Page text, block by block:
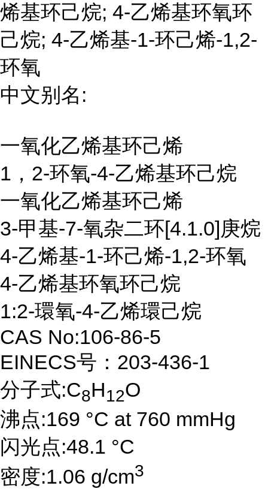
烯基环己烷; 4-乙烯基环氧环
己烷; 4-乙烯基-1-环己烯-1,2-
环氧
中文别名:
一氧化乙烯基环己烯
1，2-环氧-4-乙烯基环己烷
一氧化乙烯基环己烯
3-甲基-7-氧杂二环[4.1.0]庚烷
4-乙烯基-1-环己烯-1,2-环氧
4-乙烯基环氧环己烷
1:2-環氧-4-乙烯環己烷
CAS No:106-86-5
EINECS号：203-436-1
分子式:C8H12O
沸点:169 °C at 760 mmHg
闪光点:48.1 °C
密度:1.06 g/cm3